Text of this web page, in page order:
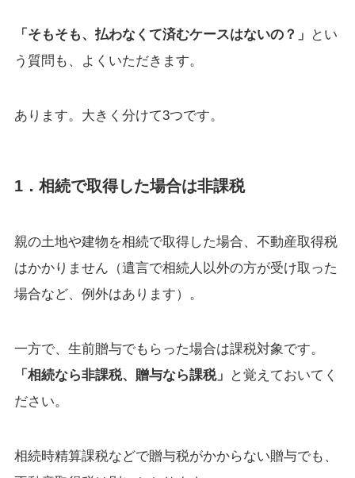
「そもそも、払わなくて済むケースはないの？」
とい
う質問も、よくいただきます。
あります。大きく分けて3つです。
1．相続で取得した場合は非課税
親の土地や建物を相続で取得した場合、不動産取得税
はかかりません（遺言で相続人以外の方が受け取った
場合など、例外はあります）。
一方で、生前贈与でもらった場合は課税対象です。
「相続なら非課税、贈与なら課税」
と覚えておいてく
ださい。
相続時精算課税などで贈与税がかからない贈与でも、